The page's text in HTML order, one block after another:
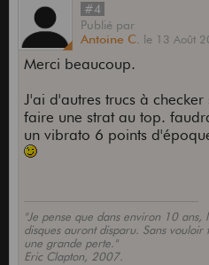
#4
Publié par
Antoine C. le 13 Août
Merci beaucoup.
J'ai d'autres trucs à
faire une strat au top.
un vibrato 6 points
"Je pense que dans environ 10 ans,
disques auront disparu. Sans
une grande perte."
Eric Clapton, 2007.